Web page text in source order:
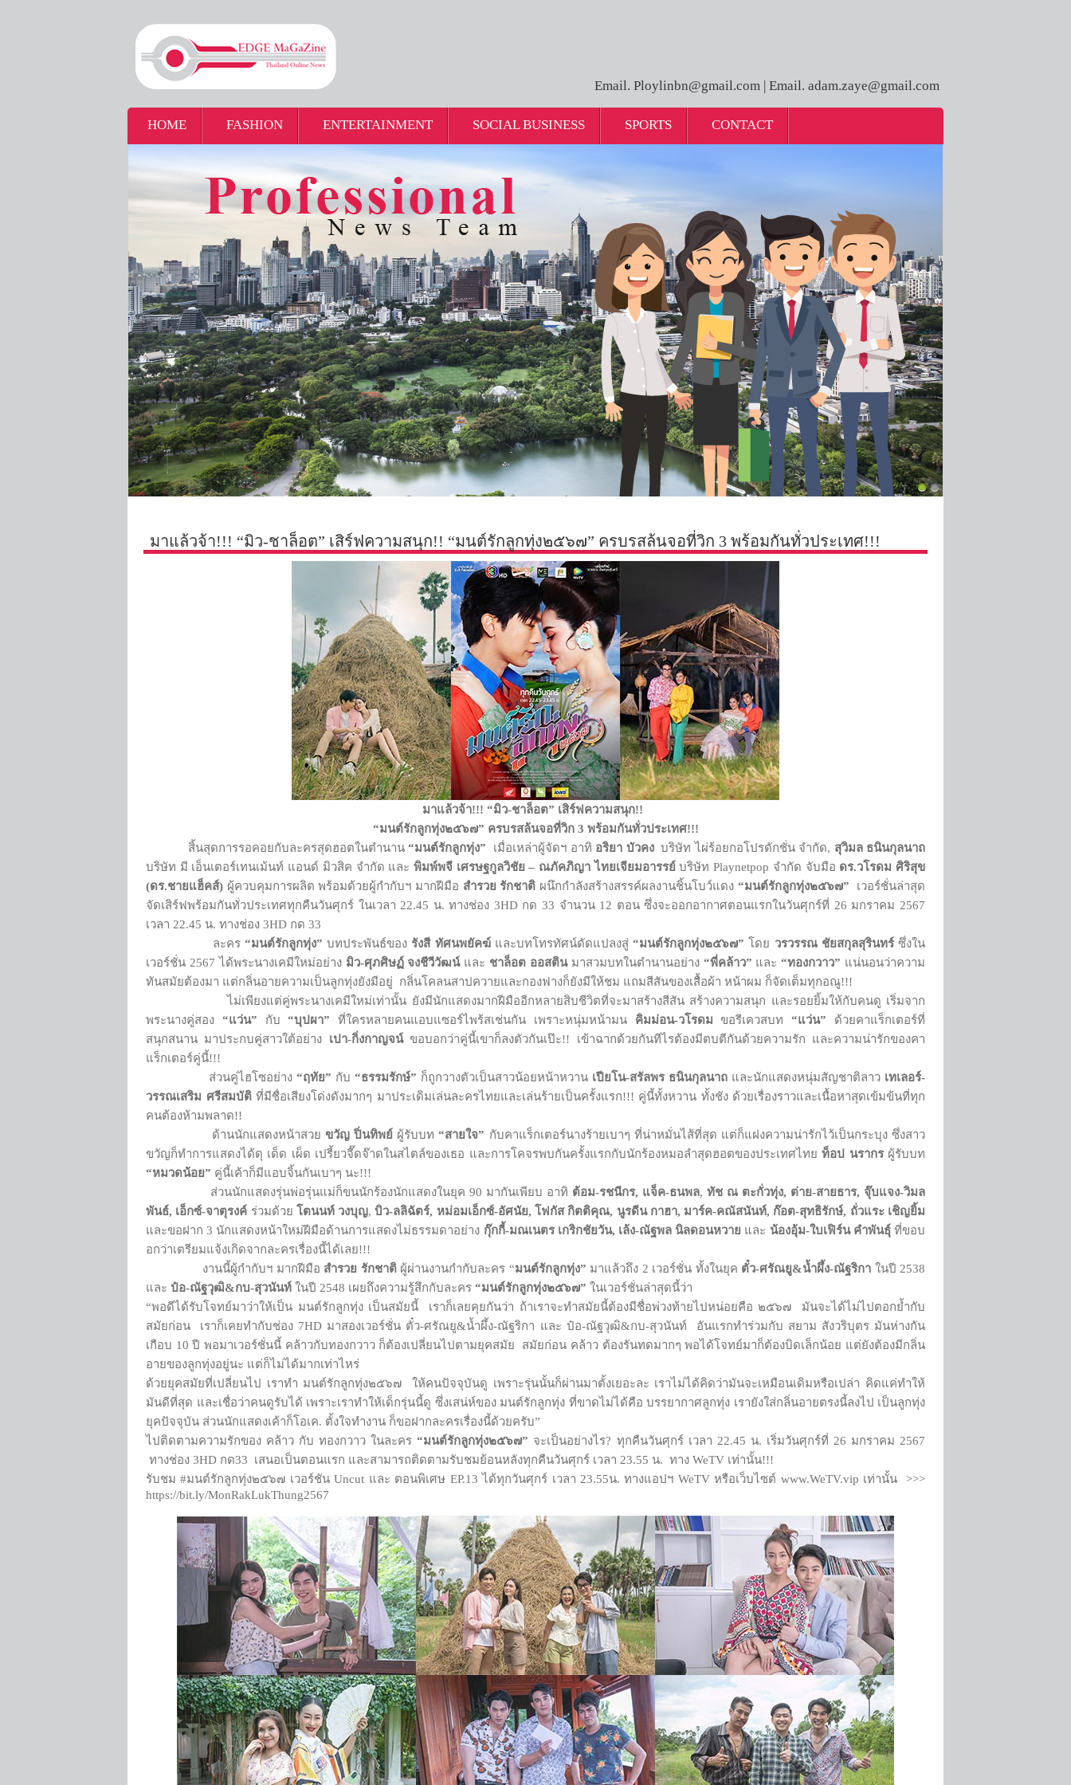
Email. Ploylinbn@gmail.com | Email. adam.zaye@gmail.com
HOME FASHION ENTERTAINMENT SOCIAL BUSINESS SPORTS CONTACT
มาแล้วจ้า!!! “มิว-ชาล็อต” เสิร์ฟความสนุก!! “มนต์รักลูกทุ่ง๒๕๖๗” ครบรสล้นจอที่วิก 3 พร้อมกันทั่วประเทศ!!!
มาแล้วจ้า!!! “มิว-ชาล็อต” เสิร์ฟความสนุก!!
“มนต์รักลูกทุ่ง๒๕๖๗” ครบรสล้นจอที่วิก 3 พร้อมกันทั่วประเทศ!!!
สิ้นสุดการรอคอยกับละครสุดฮอตในตำนาน“มนต์รักลูกทุ่ง” เมื่อเหล่าผู้จัดฯ อาทิ อริยา บัวคงบริษัท ไผ่ร้อยกอโปรดักชั่น จำกัด, สุวิมล ธนินกุลนาถ
บริษัท มี เอ็นเตอร์เทนเม้นท์ แอนด์ มิวสิค จำกัด และ พิมพ์พจี เศรษฐกูลวิชัย – ณภัคภิญา ไทยเจียมอารรย์บริษัท Playnetpop จำกัด จับมือ ดร.วโรดม ศิริสุข
(ดร.ชายแฮ็คส์) ผู้ควบคุมการผลิต พร้อมด้วยผู้กำกับฯ มากฝีมือ สำรวย รักชาติ ผนึกกำลังสร้างสรรค์ผลงานชิ้นโบว์แดง “มนต์รักลูกทุ่ง๒๕๖๗” เวอร์ชั่นล่าสุด
จัดเสิร์ฟพร้อมกันทั่วประเทศทุกคืนวันศุกร์ ในเวลา 22.45 น. ทางช่อง 3HD กด 33 จำนวน 12 ตอน ซึ่งจะออกอากาศตอนแรกในวันศุกร์ที่ 26 มกราคม 2567
เวลา 22.45 น. ทางช่อง 3HD กด 33
ละคร “มนต์รักลูกทุ่ง”บทประพันธ์ของ รังสี ทัศนพยัคฆ์และบทโทรทัศน์ดัดแปลงสู่“มนต์รักลูกทุ่ง๒๕๖๗” โดย วรวรรณ ชัยสกุลสุรินทร์ซึ่งใน
เวอร์ชั่น 2567 ได้พระนางเคมีใหม่อย่าง มิว-ศุภศิษฏ์ จงชีวีวัฒน์และ ชาล็อต ออสตินมาสวมบทในตำนานอย่าง “พี่คล้าว” และ“ทองกวาว” แน่นอนว่าความ
ทันสมัยต้องมา แต่กลิ่นอายความเป็นลูกทุ่งยังมีอยู่ กลิ่นโคลนสาปควายและกองฟางก็ยังมีให้ชม แถมสีสันของเสื้อผ้า หน้าผม ก็จัดเต็มทุกอณู!!!
ไม่เพียงแต่คู่พระนางเคมีใหม่เท่านั้น ยังมีนักแสดงมากฝีมืออีกหลายสิบชีวิตที่จะมาสร้างสีสัน สร้างความสนุก และรอยยิ้มให้กับคนดู เริ่มจาก
พระนางคู่สอง “แว่น” กับ“บุปผา” ที่ใครหลายคนแอบแซอร์ไพร้สเช่นกัน เพราะหนุ่มหน้ามน คิมม่อน-วโรดม ขอรีเควสบท“แว่น” ด้วยคาแร็กเตอร์ที่
สนุกสนาน มาประกบคู่สาวใต้อย่าง เปา-กิ่งกาญจน์ขอบอกว่าคู่นี้เขาก็ลงตัวกันเป๊ะ!! เข้าฉากด้วยกันทีไรต้องมีตบตีกันด้วยความรัก และความน่ารักของคา
แร็กเตอร์คู่นี้!!!
ส่วนคู่ไฮโซอย่าง“ฤทัย” กับ“ธรรมรักษ์” ก็ถูกวางตัวเป็นสาวน้อยหน้าหวาน เปียโน-สรัลพร ธนินกุลนาถ และนักแสดงหนุ่มสัญชาติลาว เทเลอร์-
วรรณเสริม ศรีสมบัติที่มีชื่อเสียงโด่งดังมากๆ มาประเดิมเล่นละครไทยและเล่นร้ายเป็นครั้งแรก!!! คู่นี้ทั้งหวาน ทั้งชัง ด้วยเรื่องราวและเนื้อหาสุดเข้มข้นที่ทุก
คนต้องห้ามพลาด!!
ด้านนักแสดงหน้าสวย ขวัญ ปิ่นทิพย์ ผู้รับบท “สายใจ” กับคาแร็กเตอร์นางร้ายเบาๆ ที่น่าหมั่นไส้ที่สุด แต่ก็แฝงความน่ารักไว้เป็นกระบุง ซึ่งสาว
ขวัญก็ทำการแสดงได้ดุ เด็ด เผ็ด เปรี้ยวจี๊ดจ๊าดในสไตล์ของเธอ และการโคจรพบกันครั้งแรกกับนักร้องหมอลำสุดฮอตของประเทศไทยท็อป นรากรผู้รับบท
“หมวดน้อย” คู่นี้เค้าก็มีแอบจิ้นกันเบาๆ นะ!!!
ส่วนนักแสดงรุ่นพ่อรุ่นแม่ก็ขนนักร้องนักแสดงในยุค 90 มากันเพียบ อาทิ ต้อม-รชนีกร, แจ็ค-ธนพล, ทัช ณ ตะกั่วทุ่ง, ต่าย-สายธาร, จุ๊บแจง-วิมล
พันธ์, เอ็กซ์-จาตุรงค์ ร่วมด้วย โตนนท์ วงบุญ,บิว-ลลิฉัตร์, หม่อมเอ็กซ์-อัศนัย, โฟกัส กิตติคุณ, นูรดีน กาฮา, มาร์ค-คณัสนันท์, ก๊อต-สุทธิรักษ์, ถั่วแระ เชิญยิ้ม
และขอฝาก 3 นักแสดงหน้าใหม่ฝีมือด้านการแสดงไม่ธรรมดาอย่าง กุ๊กกี้-มณเนตร เกริกชัยวัน, เล้ง-ณัฐพล นิลดอนหวาย และ น้องอุ้ม-ใบเฟิร์น คำพันธุ์ที่ขอบ
อกว่าเตรียมแจ้งเกิดจากละครเรื่องนี้ได้เลย!!!
งานนี้ผู้กำกับฯ มากฝีมือ สำรวย รักชาติผู้ผ่านงานกำกับละคร “มนต์รักลูกทุ่ง” มาแล้วถึง 2 เวอร์ชั่น ทั้งในยุค ตั๋ว-ศรัณยู&น้ำผึ้ง-ณัฐริกา ในปี 2538
และ ป๋อ-ณัฐวุฒิ&กบ-สุวนันท์ ในปี 2548 เผยถึงความรู้สึกกับละคร “มนต์รักลูกทุ่ง๒๕๖๗” ในเวอร์ชั่นล่าสุดนี้ว่า
“พอดีได้รับโจทย์มาว่าให้เป็น มนต์รักลูกทุ่ง เป็นสมัยนี้ เราก็เลยคุยกันว่า ถ้าเราจะทำสมัยนี้ต้องมีชื่อพ่วงท้ายไปหน่อยคือ ๒๕๖๗ มันจะได้ไม่ไปตอกย้ำกับ
สมัยก่อน เราก็เคยทำกับช่อง 7HD มาสองเวอร์ชั่น ตั๋ว-ศรัณยู&น้ำผึ้ง-ณัฐริกา และ ป๋อ-ณัฐวุฒิ&กบ-สุวนันท์ อันแรกทำร่วมกับ สยาม สังวริบุตร มันห่างกัน
เกือบ 10 ปี พอมาเวอร์ชั่นนี้ คล้าวกับทองกวาว ก็ต้องเปลี่ยนไปตามยุคสมัย สมัยก่อน คล้าว ต้องรันทดมากๆ พอได้โจทย์มาก็ต้องบิดเล็กน้อย แต่ยังต้องมีกลิ่น
อายของลูกทุ่งอยู่นะ แต่ก็ไม่ได้มากเท่าไหร่
ด้วยยุคสมัยที่เปลี่ยนไป เราทำ มนต์รักลูกทุ่ง๒๕๖๗ ให้คนปัจจุบันดู เพราะรุ่นนั้นก็ผ่านมาตั้งเยอะละ เราไม่ได้คิดว่ามันจะเหมือนเดิมหรือเปล่า คิดแค่ทำให้
มันดีที่สุด และเชื่อว่าคนดูรับได้ เพราะเราทำให้เด็กรุ่นนี้ดู ซึ่งเสน่ห์ของ มนต์รักลูกทุ่ง ที่ขาดไม่ได้คือ บรรยากาศลูกทุ่ง เรายังใส่กลิ่นอายตรงนี้ลงไป เป็นลูกทุ่ง
ยุคปัจจุบัน ส่วนนักแสดงเค้าก็โอเค. ตั้งใจทำงาน ก็ขอฝากละครเรื่องนี้ด้วยครับ”
ไปติดตามความรักของ คล้าว กับ ทองกวาว ในละคร“มนต์รักลูกทุ่ง๒๕๖๗” จะเป็นอย่างไร? ทุกคืนวันศุกร์ เวลา 22.45 น. เริ่มวันศุกร์ที่ 26 มกราคม 2567
ทางช่อง 3HD กด33 เสนอเป็นตอนแรก และสามารถติดตามรับชมย้อนหลังทุกคืนวันศุกร์ เวลา 23.55 น. ทาง WeTV เท่านั้น!!!
รับชม #มนต์รักลูกทุ่ง๒๕๖๗ เวอร์ชัน Uncut และ ตอนพิเศษ EP.13 ได้ทุกวันศุกร์ เวลา 23.55น. ทางแอปฯ WeTV หรือเว็บไซต์ www.WeTV.vip เท่านั้น >>>
https://bit.ly/MonRakLukThung2567